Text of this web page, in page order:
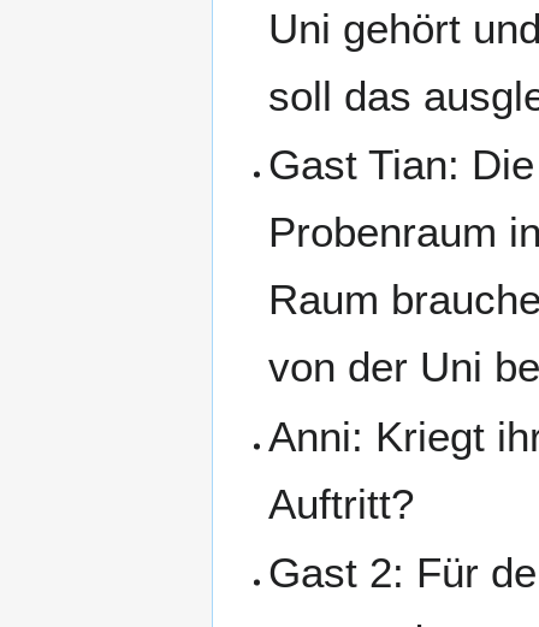
Uni gehört
soll das
Gast Tian:
Probenraum
Raum
von der Uni
Anni: Kriegt
Auftritt?
Gast 2: Für